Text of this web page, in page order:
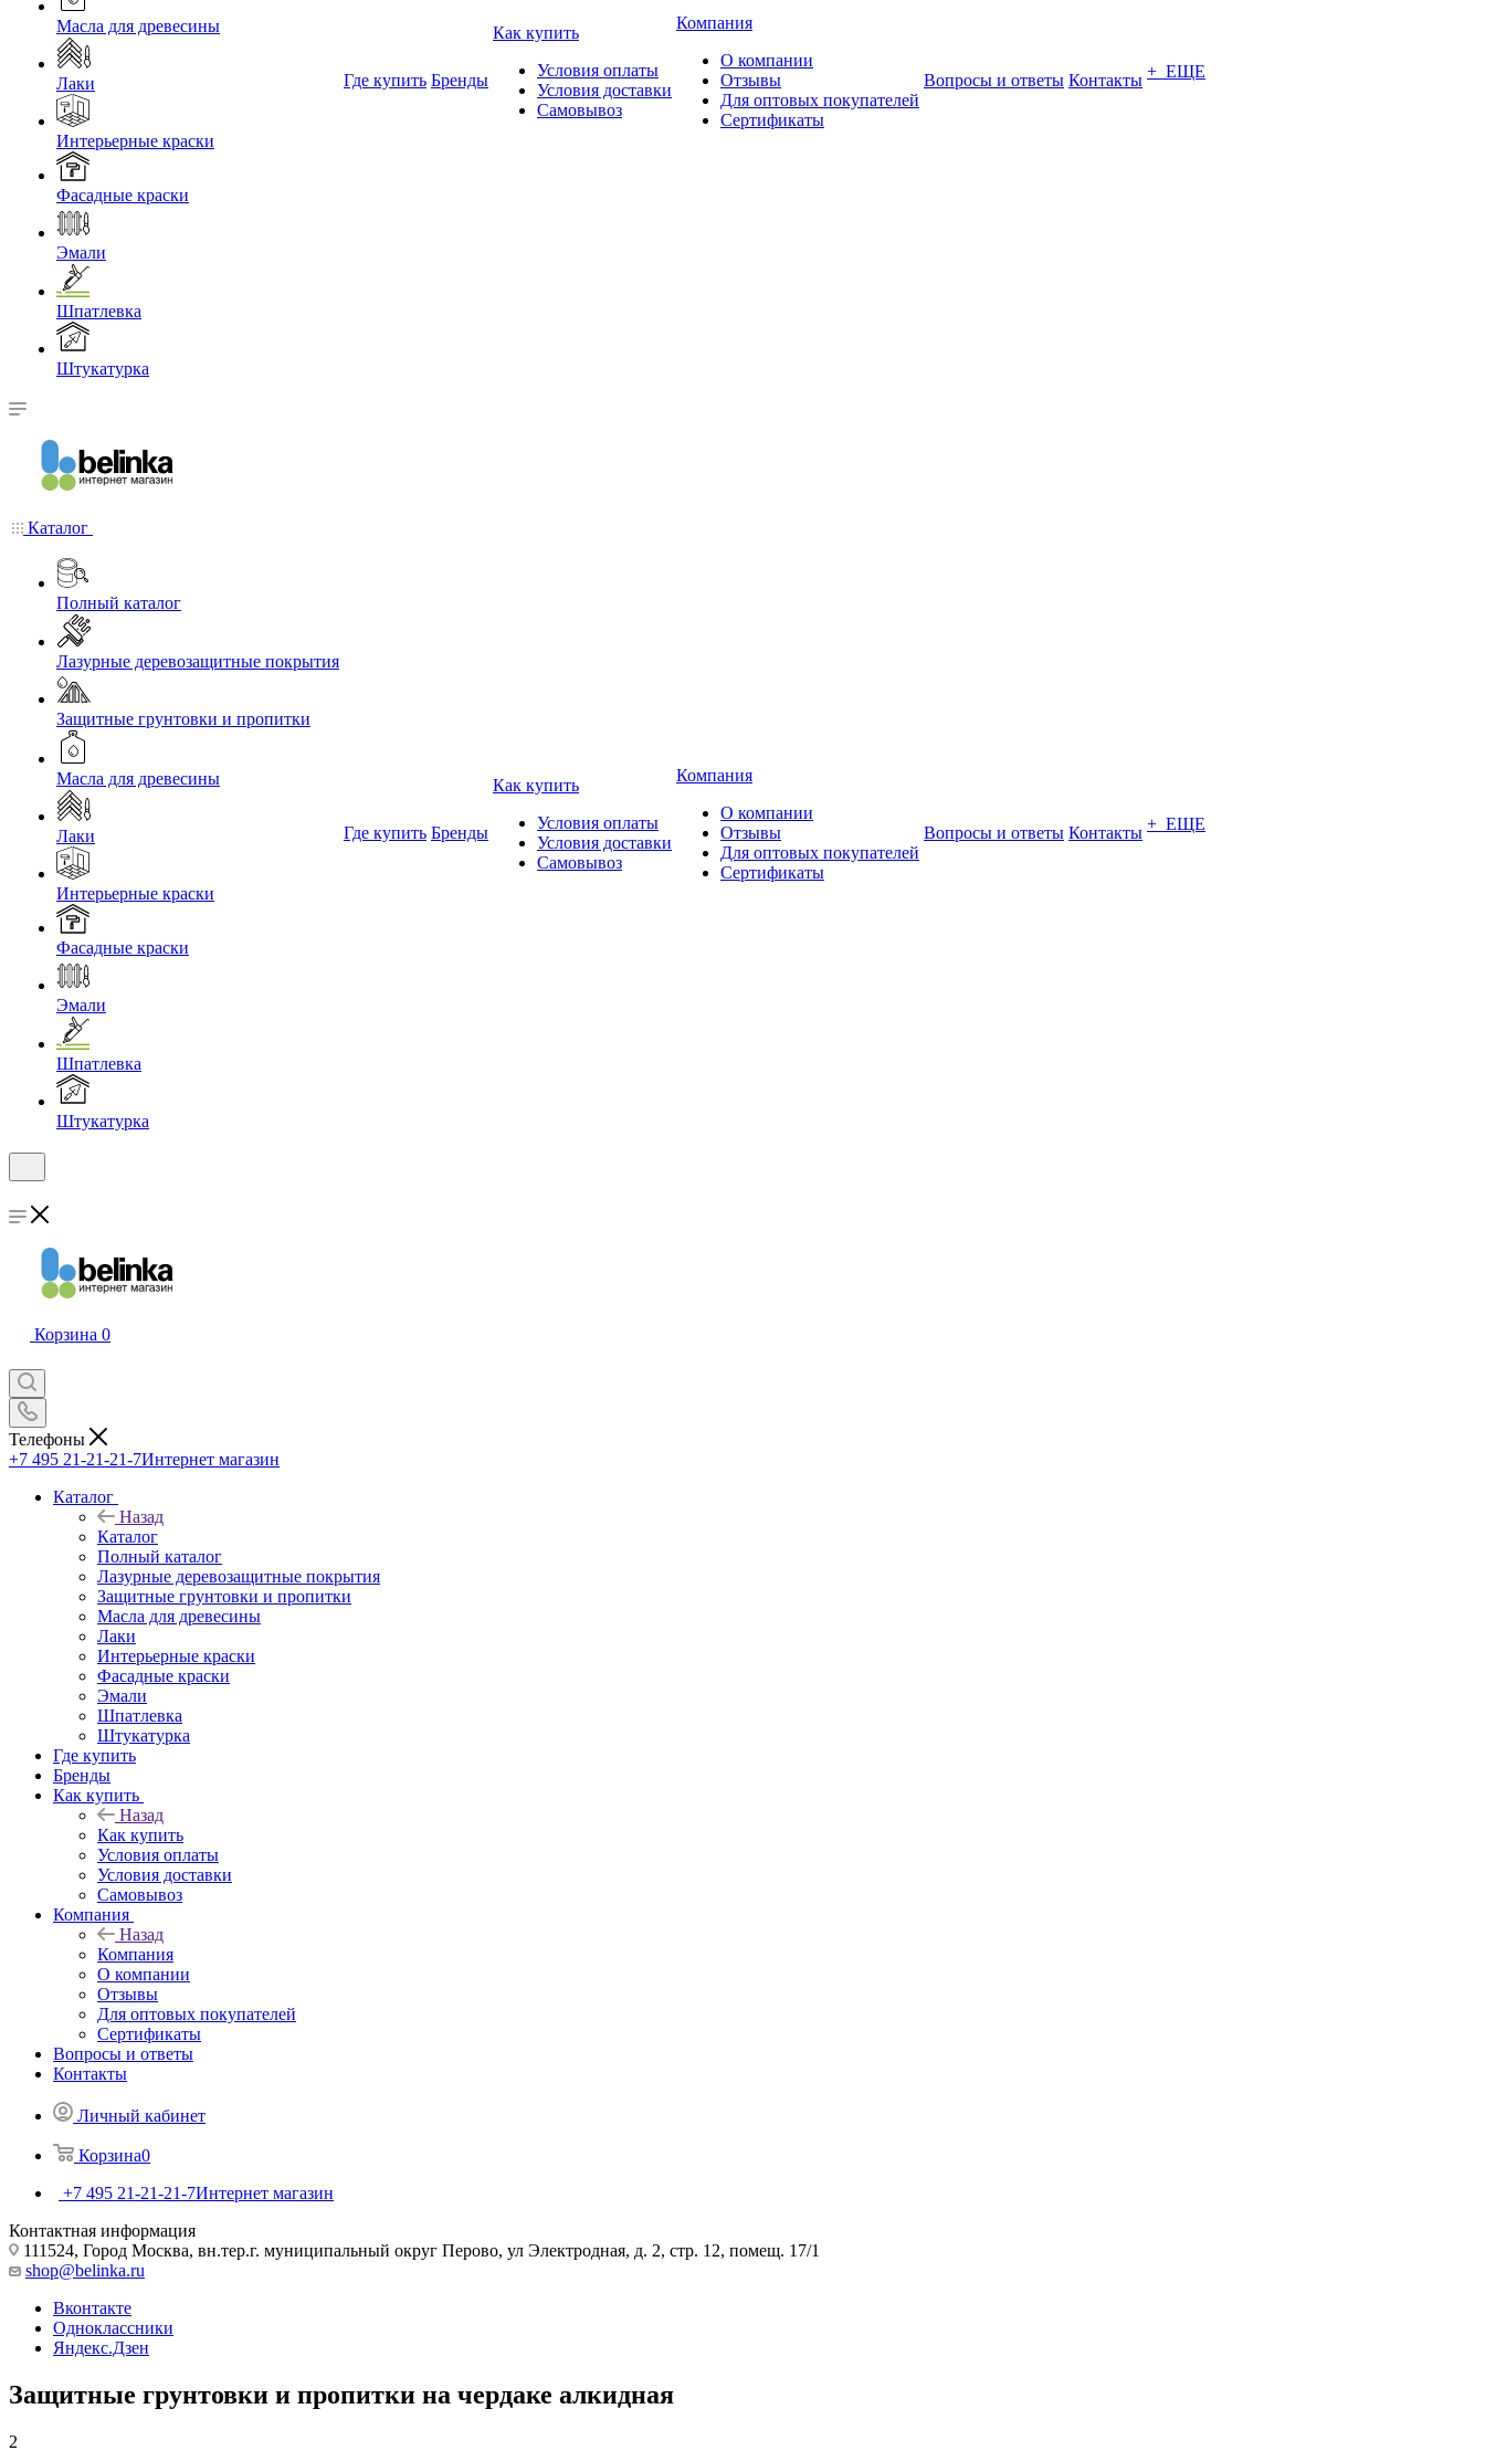
Масла для древесины
Лаки
Интерьерные краски
Фасадные краски
Эмали
Шпатлевка
Штукатурка
Где купить Бренды
Как купить
Условия оплаты
Условия доставки
Самовывоз
Компания
О компании
Отзывы
Для оптовых покупателей
Сертификаты
Вопросы и ответы Контакты + ЕЩЕ
Каталог
Полный каталог
Лазурные деревозащитные покрытия
Защитные грунтовки и пропитки
Масла для древесины
Лаки
Интерьерные краски
Фасадные краски
Эмали
Шпатлевка
Штукатурка
Где купить Бренды
Как купить
Условия оплаты
Условия доставки
Самовывоз
Компания
О компании
Отзывы
Для оптовых покупателей
Сертификаты
Вопросы и ответы Контакты + ЕЩЕ
Корзина 0
Телефоны
+7 495 21-21-21-7Интернет магазин
Каталог
Назад
Каталог
Полный каталог
Лазурные деревозащитные покрытия
Защитные грунтовки и пропитки
Масла для древесины
Лаки
Интерьерные краски
Фасадные краски
Эмали
Шпатлевка
Штукатурка
Где купить
Бренды
Как купить
Назад
Как купить
Условия оплаты
Условия доставки
Самовывоз
Компания
Назад
Компания
О компании
Отзывы
Для оптовых покупателей
Сертификаты
Вопросы и ответы
Контакты
Личный кабинет
Корзина0
+7 495 21-21-21-7Интернет магазин
Контактная информация
111524, Город Москва, вн.тер.г. муниципальный округ Перово, ул Электродная, д. 2, стр. 12, помещ. 17/1
shop@belinka.ru
Вконтакте
Одноклассники
Яндекс.Дзен
Защитные грунтовки и пропитки на чердаке алкидная
2